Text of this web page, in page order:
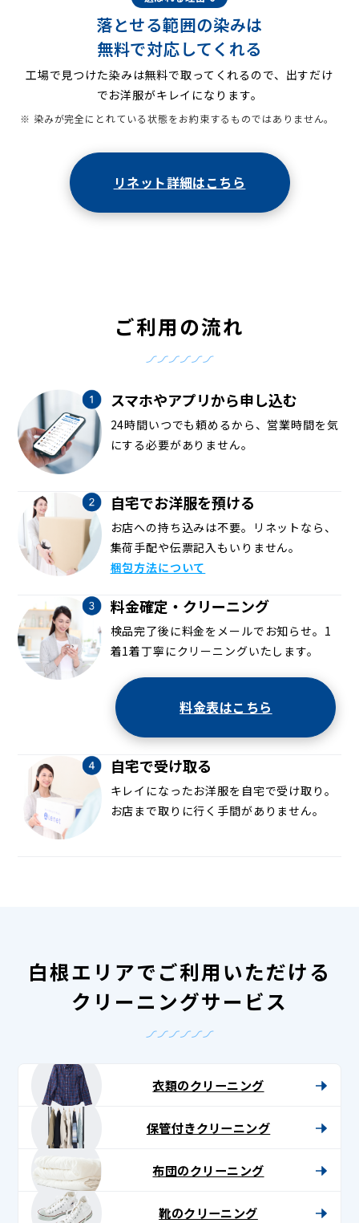
落とせる範囲の染みは
無料で対応してくれる
工場で見つけた染みは無料で取ってくれるので、出すだけ
でお洋服がキレイになります。
※ 染みが完全にとれている状態をお約束するものではありません。
リネット詳細はこちら
ご利用の流れ
スマホやアプリから申し込む
24時間いつでも頼めるから、営業時間を気
にする必要がありません。
自宅でお洋服を預ける
お店への持ち込みは不要。リネットなら、
集荷手配や伝票記入もいりません。
梱包方法について
料金確定・クリーニング
検品完了後に料金をメールでお知らせ。1
着1着丁寧にクリーニングいたします。
料金表はこちら
自宅で受け取る
キレイになったお洋服を自宅で受け取り。
お店まで取りに行く手間がありません。
白根エリアでご利用いただける
クリーニングサービス
衣類のクリーニング
保管付きクリーニング
布団のクリーニング
靴のクリーニング